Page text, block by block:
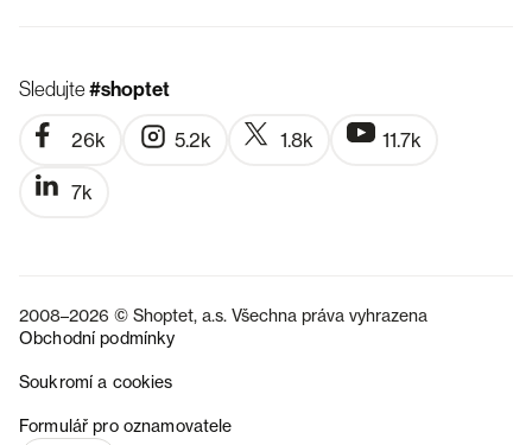
Sledujte#shoptet
26k 5.2k 1.8k 11.7k
7k
2008–2026 © Shoptet, a.s. Všechna práva vyhrazena
Obchodní podmínky
Soukromí a cookies
Formulář pro oznamovatele